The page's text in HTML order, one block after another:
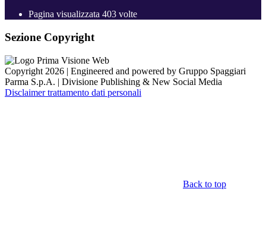
Pagina visualizzata 403 volte
Sezione Copyright
Copyright 2026 | Engineered and powered by Gruppo Spaggiari
Parma S.p.A. | Divisione Publishing & New Social Media
Disclaimer trattamento dati personali
Back to top